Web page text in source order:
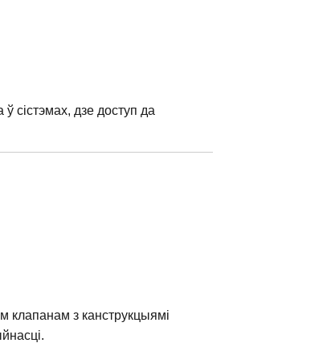
сістэмах, дзе доступ да
клапанам з канструкцыямі